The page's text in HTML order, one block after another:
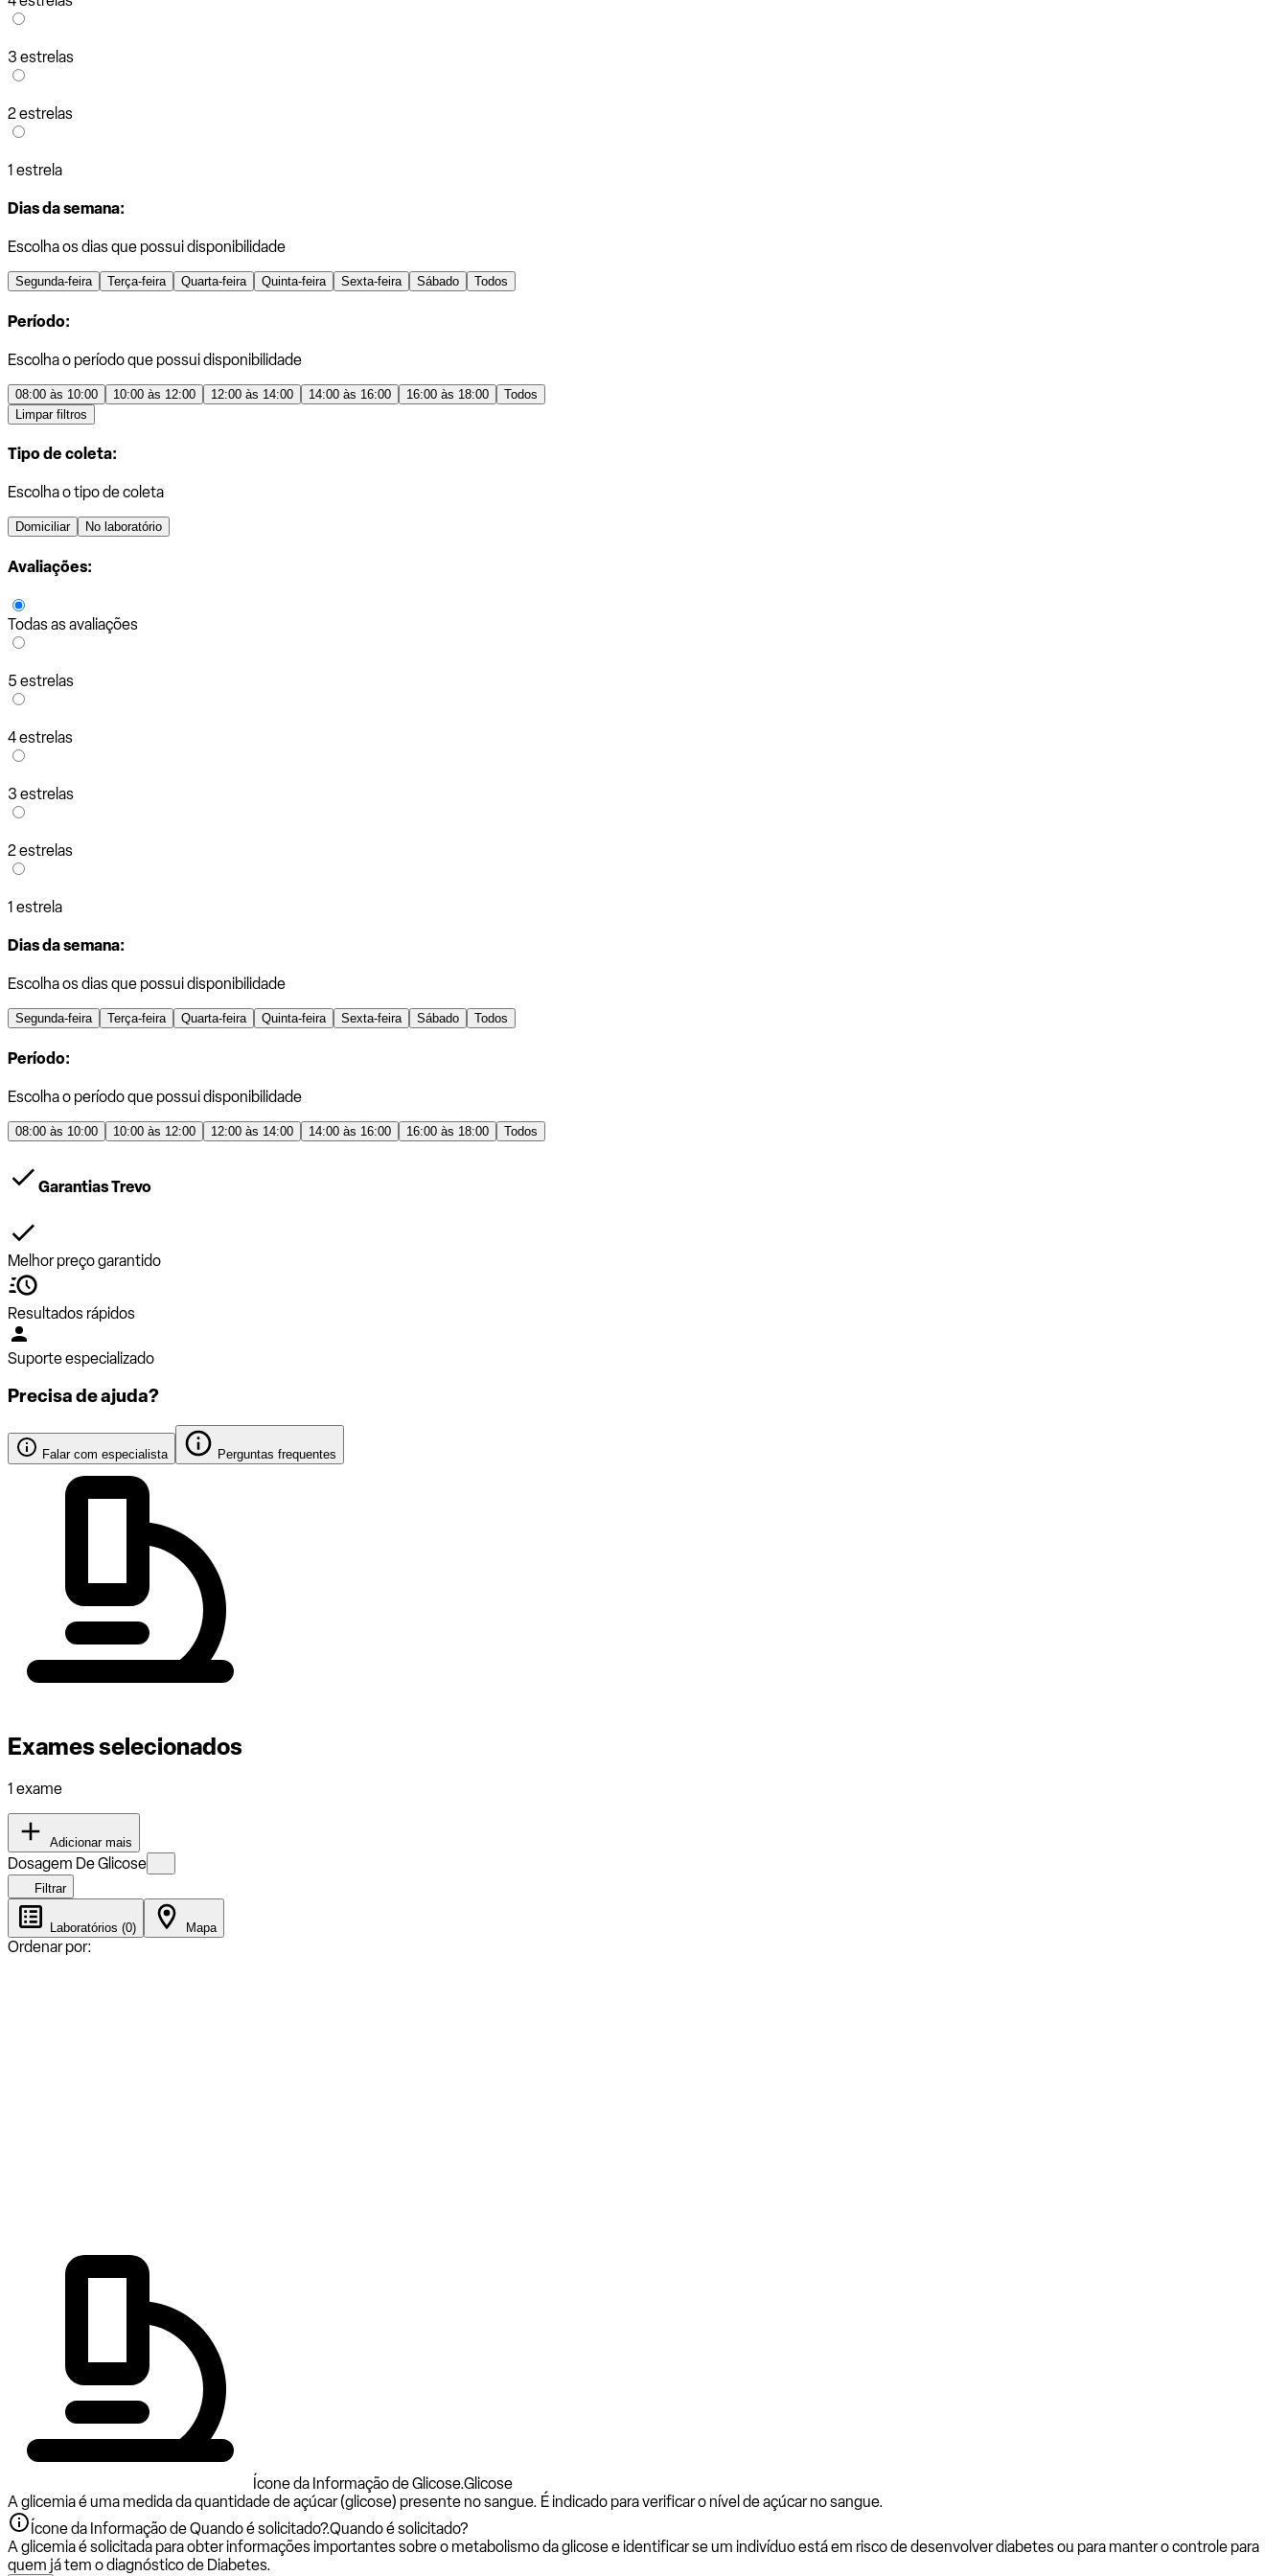
3 estrelas
2 estrelas
1 estrela
Dias da semana:
Escolha os dias que possui disponibilidade
Segunda-feira Terça-feira Quarta-feira Quinta-feira Sexta-feira Sábado Todos
Período:
Escolha o período que possui disponibilidade
08:00 às 10:00 10:00 às 12:00 12:00 às 14:00 14:00 às 16:00 16:00 às 18:00
Todos
Limpar filtros
Tipo de coleta:
Escolha o tipo de coleta
Domiciliar No laboratório
Avaliações:
Todas as avaliações
5 estrelas
4 estrelas
3 estrelas
2 estrelas
1 estrela
Dias da semana:
Escolha os dias que possui disponibilidade
Segunda-feira Terça-feira Quarta-feira Quinta-feira Sexta-feira Sábado Todos
Período:
Escolha o período que possui disponibilidade
08:00 às 10:00 10:00 às 12:00 12:00 às 14:00 14:00 às 16:00 16:00 às 18:00 Todos
Garantias Trevo
Melhor preço garantido
Resultados rápidos
Suporte especializado
Precisa de ajuda?
Falar com especialista Perguntas frequentes
Exames selecionados
1 exame
Adicionar mais
Dosagem De Glicose
Filtrar
Laboratórios (0) Mapa
Ordenar por:
Ícone da Informação de Glicose.Glicose
A glicemia é uma medida da quantidade de açúcar (glicose) presente no sangue. É indicado para verificar o nível de açúcar no sangue.
Ícone da Informação de Quando é solicitado?.Quando é solicitado?
A glicemia é solicitada para obter informações importantes sobre o metabolismo da glicose e identificar se um indivíduo está em risco de desenvolver diabetes ou para manter o controle para
quem já tem o diagnóstico de Diabetes.